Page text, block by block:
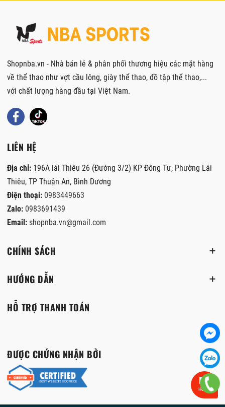
Shopnba.vn - Nhà bán lẻ & phân phối thương hiệu các mặt hàng
về thể thao như vợt cầu lông, giày thể thao, đồ tập thể thao,...
với chất lượng hàng đầu tại Việt Nam.
LIÊN HỆ
Địa chỉ: 196A lái Thiêu 26 (Đường 3/2) KP Đông Tư, Phường Lái
Thiêu, TP Thuận An, Bình Dương
Điện thoại: 0983449663
Zalo: 0983691439
Email: shopnba.vn@gmail.com
CHÍNH SÁCH
HƯỚNG DẪN
HỖ TRỢ THANH TOÁN
ĐƯỢC CHỨNG NHẬN BỞI
Hỗ trợ